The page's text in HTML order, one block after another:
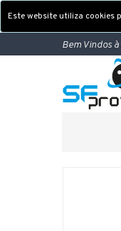
Este website utiliza cookies
Bem Vindos